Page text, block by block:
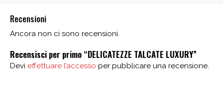
Recensioni
Ancora non ci sono recensioni.
Recensisci per primo “DELICATEZZE TALCATE LUXURY”
Devi effettuare l’accesso per pubblicare una recensione.